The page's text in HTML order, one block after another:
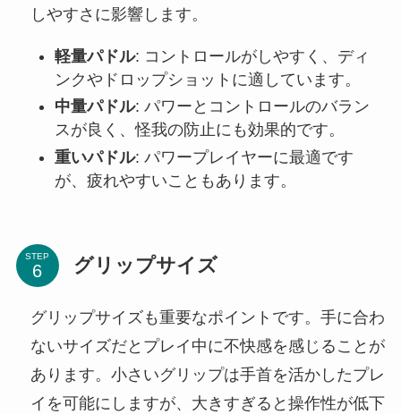
しやすさに影響します。
軽量パドル: コントロールがしやすく、ディ
ンクやドロップショットに適しています。
中量パドル: パワーとコントロールのバラン
スが良く、怪我の防止にも効果的です。
重いパドル: パワープレイヤーに最適です
が、疲れやすいこともあります。
STEP グリップサイズ
グリップサイズも重要なポイントです。手に合わ
ないサイズだとプレイ中に不快感を感じることが
あります。小さいグリップは手首を活かしたプレ
イを可能にしますが、大きすぎると操作性が低下